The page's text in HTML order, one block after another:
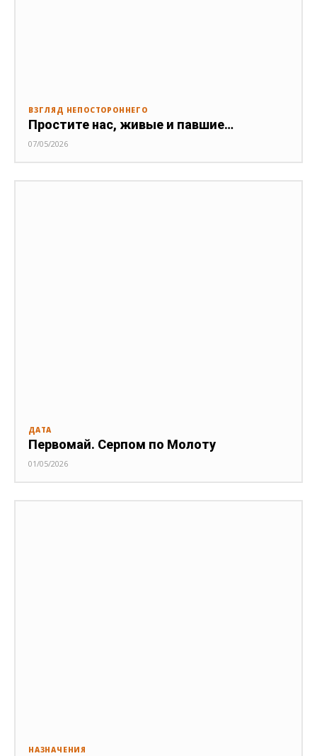
ВЗГЛЯД НЕПОСТОРОННЕГО
Простите нас, живые и павшие…
07/05/2026
ДАТА
Первомай. Серпом по Молоту
01/05/2026
НАЗНАЧЕНИЯ